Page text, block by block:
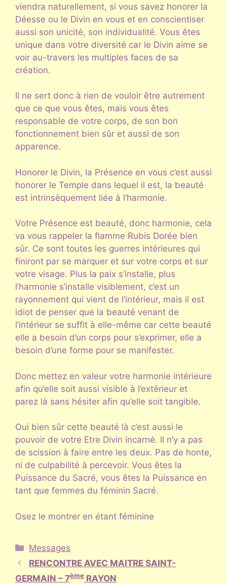
viendra naturellement, si vous savez honorer la
Déesse ou le Divin en vous et en conscientiser
aussi son unicité, son individualité. Vous êtes
unique dans votre diversité car le Divin aime se
voir au-travers les multiples faces de sa
création.
Il ne sert donc à rien de vouloir être autrement
que ce que vous êtes, mais vous êtes
responsable de votre corps, de son bon
fonctionnement bien sûr et aussi de son
apparence.
Honorer le Divin, la Présence en vous c’est aussi
honorer le Temple dans lequel il est, la beauté
est intrinsèquement liée à l’harmonie.
Votre Présence est beauté, donc harmonie, cela
va vous rappeler la flamme Rubis Dorée bien
sûr. Ce sont toutes les guerres intérieures qui
finiront par se marquer et sur votre corps et sur
votre visage. Plus la paix s’installe, plus
l’harmonie s’installe visiblement, c’est un
rayonnement qui vient de l’intérieur, mais il est
idiot de penser que la beauté venant de
l’intérieur se suffit à elle-même car cette beauté
elle a besoin d’un corps pour s’exprimer, elle a
besoin d’une forme pour se manifester.
Donc mettez en valeur votre harmonie intérieure
afin qu’elle soit aussi visible à l’extérieur et
parez là sans hésiter afin qu’elle soit tangible.
Oui bien sûr cette beauté là c’est aussi le
pouvoir de votre Etre Divin incarné. Il n’y a pas
de scission à faire entre les deux. Pas de honte,
ni de culpabilité à percevoir. Vous êtes la
Puissance du Sacré, vous êtes la Puissance en
tant que femmes du féminin Sacré.
Osez le montrer en étant féminine
Catégories
Messages
RENCONTRE AVEC MAITRE SAINT-
GERMAIN – 7ème RAYON